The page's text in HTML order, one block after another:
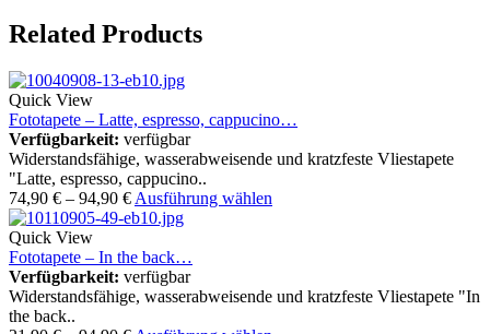
Related Products
Quick View
Fototapete – Latte, espresso, cappucino…
Verfügbarkeit: verfügbar
Widerstandsfähige, wasserabweisende und kratzfeste Vliestapete
"Latte, espresso, cappucino..
74,90 € – 94,90 € Ausführung wählen
Quick View
Fototapete – In the back…
Verfügbarkeit: verfügbar
Widerstandsfähige, wasserabweisende und kratzfeste Vliestapete "In
the back..